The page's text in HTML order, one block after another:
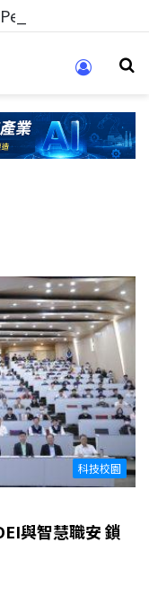
科技校園
與智慧職安 鎖